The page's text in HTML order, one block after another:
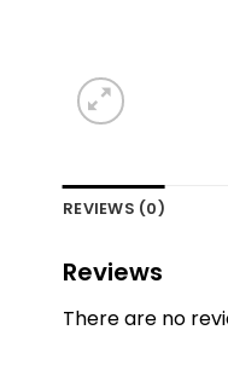
REVIEWS (0)
Reviews
There are no